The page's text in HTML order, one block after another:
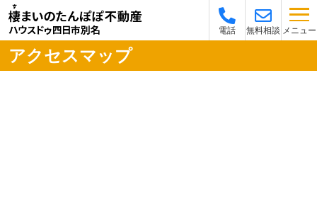
電話 無料相談 メニュー
アクセスマップ